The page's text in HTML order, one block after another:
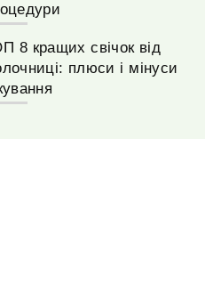
8 кращих свічок від
плюси і мінуси